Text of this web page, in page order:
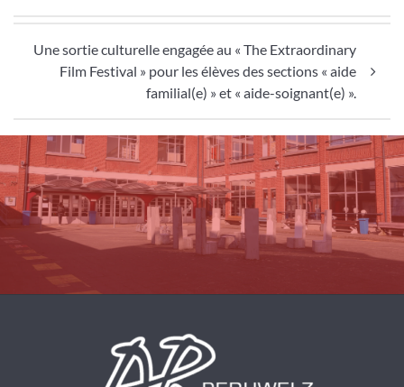
Une sortie culturelle engagée au « The Extraordinary
Film Festival » pour les élèves des sections « aide
familial(e) » et « aide-soignant(e) ».